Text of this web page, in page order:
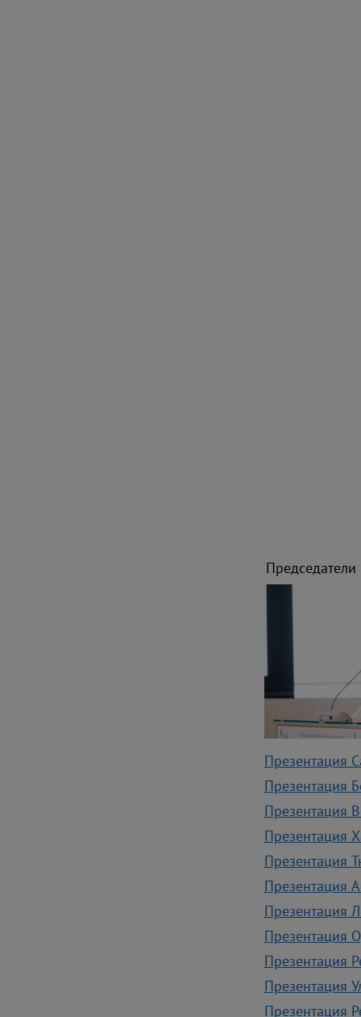
Презентация
Презентация
Презентация
Презентация
Презентация
Презентация
Презентация
Презентация
Презентация
Презентация
Презентация